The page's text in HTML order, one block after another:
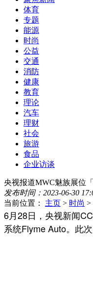
体育
专题
能源
时尚
公益
交通
消防
健康
教育
理论
汽车
理财
社会
旅游
食品
企业访谈
央视报道MWC魅族展位
发布时间：2023-06-30
当前位置： 主页 > 时尚 >
6月28日，央视新闻
系统Flyme Auto。此